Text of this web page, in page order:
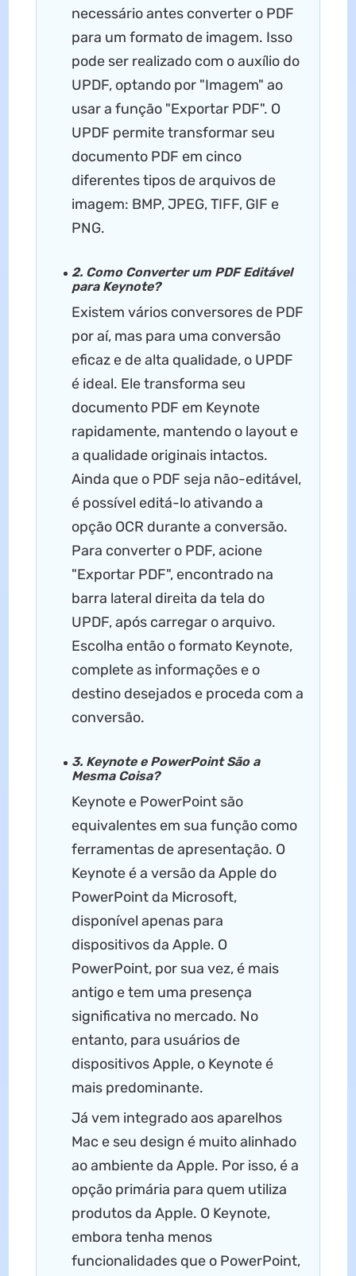
necessário antes converter o PDF
para um formato de imagem. Isso
pode ser realizado com o auxílio do
UPDF, optando por "Imagem" ao
usar a função "Exportar PDF". O
UPDF permite transformar seu
documento PDF em cinco
diferentes tipos de arquivos de
imagem: BMP, JPEG, TIFF, GIF e
PNG.
2. Como Converter um PDF Editável
para Keynote?
Existem vários conversores de PDF
por aí, mas para uma conversão
eficaz e de alta qualidade, o UPDF
é ideal. Ele transforma seu
documento PDF em Keynote
rapidamente, mantendo o layout e
a qualidade originais intactos.
Ainda que o PDF seja não-editável,
é possível editá-lo ativando a
opção OCR durante a conversão.
Para converter o PDF, acione
"Exportar PDF", encontrado na
barra lateral direita da tela do
UPDF, após carregar o arquivo.
Escolha então o formato Keynote,
complete as informações e o
destino desejados e proceda com a
conversão.
3. Keynote e PowerPoint São a
Mesma Coisa?
Keynote e PowerPoint são
equivalentes em sua função como
ferramentas de apresentação. O
Keynote é a versão da Apple do
PowerPoint da Microsoft,
disponível apenas para
dispositivos da Apple. O
PowerPoint, por sua vez, é mais
antigo e tem uma presença
significativa no mercado. No
entanto, para usuários de
dispositivos Apple, o Keynote é
mais predominante.
Já vem integrado aos aparelhos
Mac e seu design é muito alinhado
ao ambiente da Apple. Por isso, é a
opção primária para quem utiliza
produtos da Apple. O Keynote,
embora tenha menos
funcionalidades que o PowerPoint,